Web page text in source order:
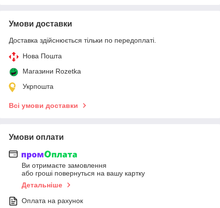
Умови доставки
Доставка здійснюється тільки по передоплаті.
Нова Пошта
Магазини Rozetka
Укрпошта
Всі умови доставки
Умови оплати
Ви отримаєте замовлення
або гроші повернуться на вашу картку
Детальніше
Оплата на рахунок